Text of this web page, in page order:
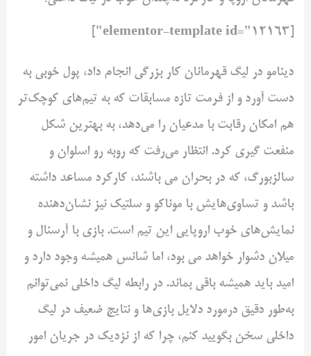
دینامو در لیگ قهرمانان کار بزرگی انجام داد، پول خوبی به
دست آورد و از فرمت تازه مسابقات که به تیم‌های کوچک‌تر
هم امکان رقابت با مدعیان را می‌دهد، به بهترین شکل
منفعت گیری کرد. انتظار می‌رفت که روبه رو اسلوان و
سالزبورگ، که در بحران می باشند، کارکرد مساعد داشته
باشد و تساوی‌هایش با موناکو و سلتیک نیز نشان‌دهنده
نمایش‌های خوب اروپایی این تیم است. بازی با آرسنال و
میلان دشوار خواهد می بود، اما شانس همیشه وجود دارد و
امید باید همیشه باقی بماند. در رابطه لیگ داخلی نمی‌توانم
به‌طور دقیق درمورد دلایل بازی‌ها و نتایج ضعیف در لیگ
داخلی سخن بگویید کنم، چرا که از نزدیک در جریان امور